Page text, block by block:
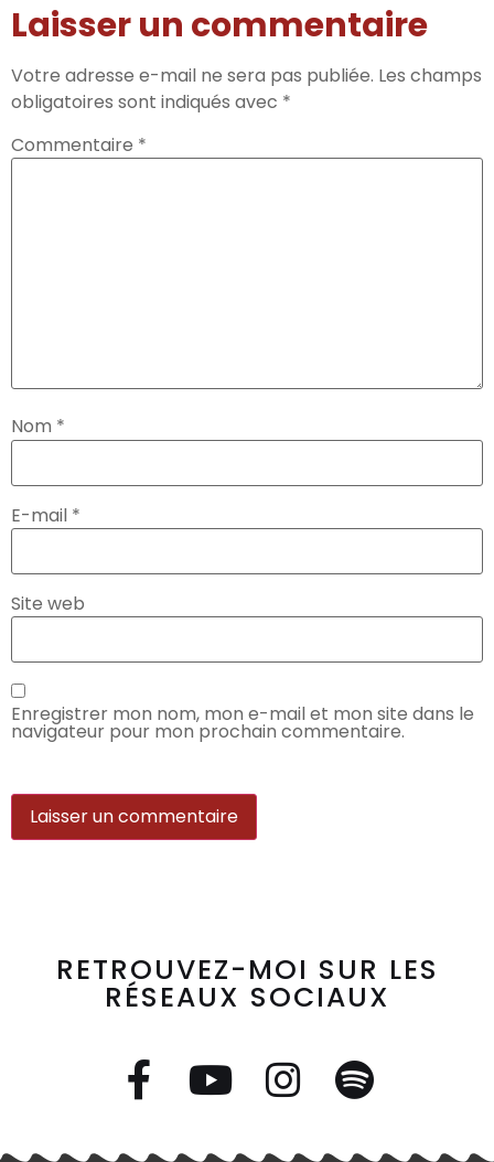
Laisser un commentaire
Votre adresse e-mail ne sera pas publiée. Les champs
obligatoires sont indiqués avec *
Commentaire *
Nom *
E-mail *
Site web
Enregistrer mon nom, mon e-mail et mon site dans le
navigateur pour mon prochain commentaire.
RETROUVEZ-MOI SUR LES
RÉSEAUX SOCIAUX